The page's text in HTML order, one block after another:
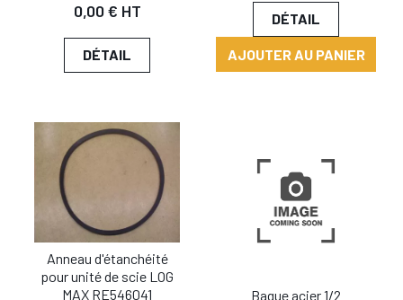
0,00 € HT
DÉTAIL
DÉTAIL
AJOUTER AU PANIER
Anneau d'étanchéité
pour unité de scie LOG
MAX RE546041
Bague acier 1/2